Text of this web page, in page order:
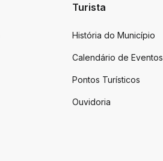
Turista
História do Município
Calendário de Eventos
Pontos Turísticos
Ouvidoria